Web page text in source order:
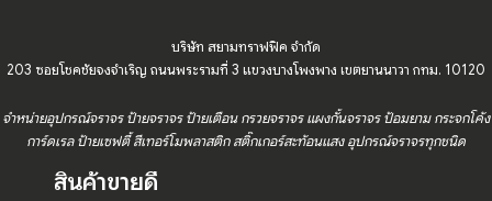
บริษัท สยามทราฟฟิค จำกัด
203 ซอยโชคชัยจงจำเริญ ถนนพระรามที่ 3 แขวงบางโพงพาง เขตยานนาวา กทม. 10120
จำหน่ายอุปกรณ์จราจร ป้ายจราจร ป้ายเตือน กรวยจราจร แผงกั้นจราจร ป้อมยาม กระจกโค้ง
การ์ดเรล ป้ายเซฟตี้ สีเทอร์โมพลาสติก สติ๊กเกอร์สะท้อนแสง อุปกรณ์จราจรทุกชนิด
สินค้าขายดี